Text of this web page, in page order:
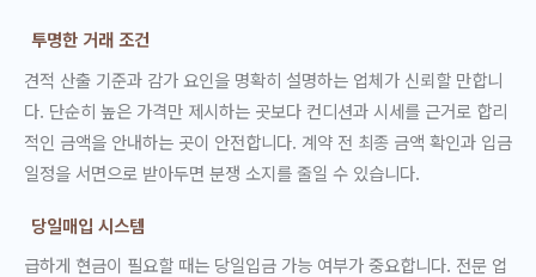
투명한 거래 조건
견적 산출 기준과 감가 요인을 명확히 설명하는 업체가 신뢰할 만합니
다. 단순히 높은 가격만 제시하는 곳보다 컨디션과 시세를 근거로 합리
적인 금액을 안내하는 곳이 안전합니다. 계약 전 최종 금액 확인과 입금
일정을 서면으로 받아두면 분쟁 소지를 줄일 수 있습니다.
당일매입 시스템
급하게 현금이 필요할 때는 당일입금 가능 여부가 중요합니다. 전문 업